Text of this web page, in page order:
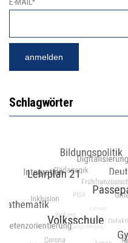
E-MAIL*
Schlagwörter